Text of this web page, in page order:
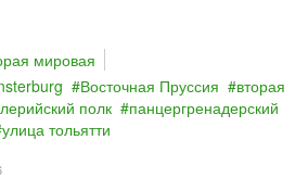
мировая
Восточная Пруссия
вторая
полк
панцергренадерский
улица тольятти